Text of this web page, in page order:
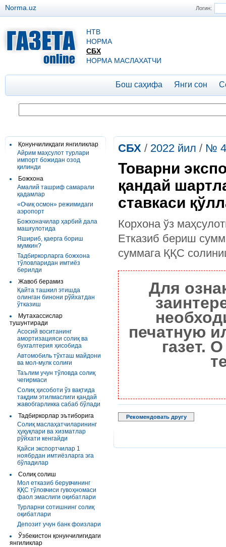
Логин:
Norma.uz
НТВ
НОРМА
СБХ
НОРМА МАСЛАХАТЧИ
Бош саҳифа Янги сон
Қонунчиликдаги янгиликлар
Айрим маҳсулот турлари
импорт божидан озод
қилинди
Божхона
Амалий ташриф самарали
қадамлар
«Очиқ осмон» режимидаги
аэропорт
Божхоначилар ҳарбий дала
машғулотида
Яшириб, қаерга бориш
мумкин?
Тадбиркорларга божхона
тўловларидан имтиёз
берилди
Жавоб берамиз
Қайта ташкил этишда
олинган бинони рўйхатдан
ўтказиш
Мутахассислар
тушунтиради
Асосий воситанинг
амортизацияси солиқ ва
бухгалтерия ҳисобида
Автомобиль тўхташ майдони
ва мол-мулк солиғи
Таълим учун тўловда солиқ
чегирмаси
Солиқ ҳисоботи ўз вақтида
тақдим этилмаслиги қандай
жавобгарликка сабаб бўлади
Тадбиркорлар эътиборига
Солиқ маслаҳатчиларининг
ҳуқуқлари ва хизматлар
рўйхати кенгайди
Қайси экспортчилар 1
ноябрдан имтиёзларга эга
бўладилар
Солиқ солиш
Мол етказиб берувчининг
ҚҚС тўловчиси гувоҳномаси
фаол эмаслиги оқибатлари
Турларни сотишнинг солиқ
оқибатлари
Депозит учун банк фоизлари
Ўзбекистон қонунчилигидаги
янгиликлар
СБХ / 2022 йил / №
Товарни
қандай
ставкаси
Корхона ўз
Етказиб бериш
суммага ҚҚС
Для
печатную
газет.
Рекомендовать другу